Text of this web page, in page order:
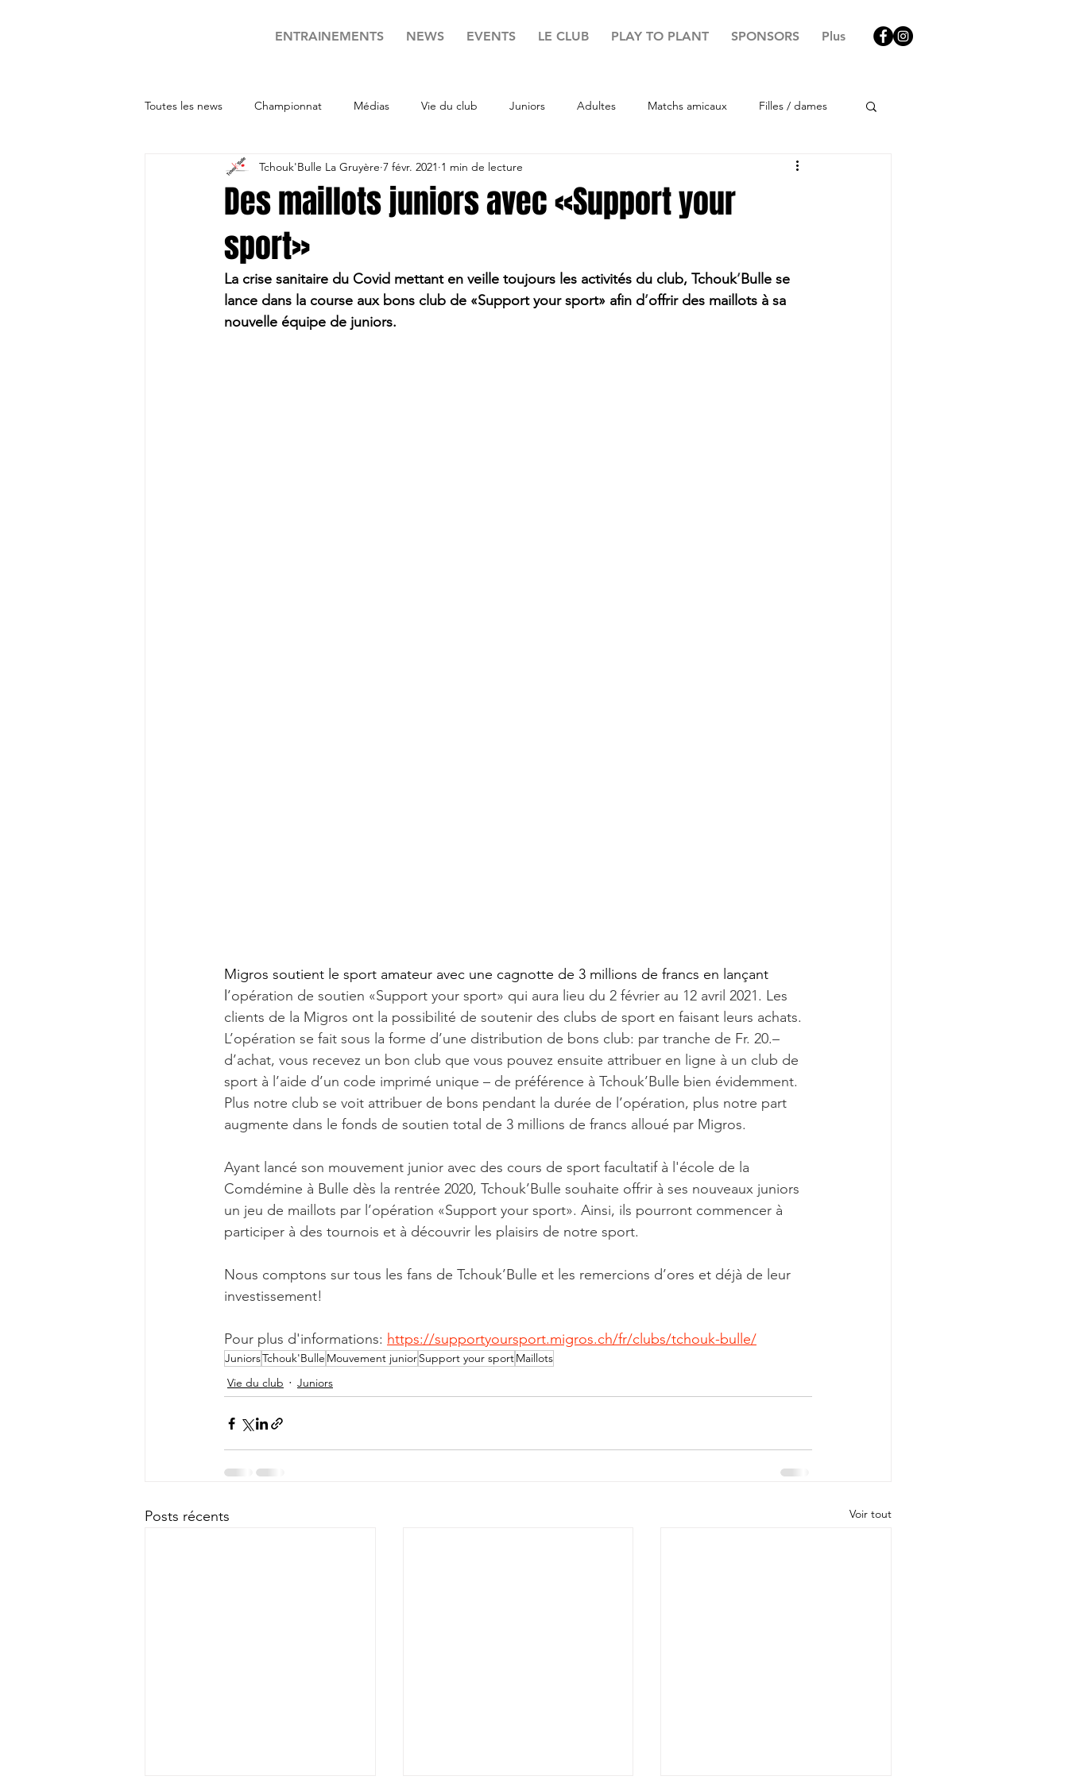
ENTRAINEMENTS NEWS EVENTS LE CLUB PLAY TO PLANT SPONSORS Plus
Toutes les news Championnat Médias Vie du club Juniors Adultes Matchs amicaux Filles / dames
Des maillots juniors avec «Support your
sport»
Tchouk'Bulle La Gruyère 7 févr. 2021 1 min de lecture
La crise sanitaire du Covid mettant en veille toujours les activités du club, Tchouk’Bulle se
lance dans la course aux bons club de «Support your sport» afin d’offrir des maillots à sa
nouvelle équipe de juniors.
Migros soutient le sport amateur avec une cagnotte de 3 millions de francs en lançant
’opération de soutien «Support your sport» qui aura lieu du 2 février au 12 avril 2021. Les
clients de la Migros ont la possibilité de soutenir des clubs de sport en faisant leurs achats.
L’opération se fait sous la forme d’une distribution de bons club: par tranche de Fr. 20.–
d’achat, vous recevez un bon club que vous pouvez ensuite attribuer en ligne à un club de
sport à l’aide d’un code imprimé unique – de préférence à Tchouk’Bulle bien évidemment.
Plus notre club se voit attribuer de bons pendant la durée de l’opération, plus notre part
augmente dans le fonds de soutien total de 3 millions de francs alloué par Migros.
Ayant lancé son mouvement junior avec des cours de sport facultatif à l'école de la
Comdémine à Bulle dès la rentrée 2020, Tchouk’Bulle souhaite offrir à ses nouveaux juniors
un jeu de maillots par l’opération «Support your sport». Ainsi, ils pourront commencer à
participer à des tournois et à découvrir les plaisirs de notre sport.
Nous comptons sur tous les fans de Tchouk’Bulle et les remercions d’ores et déjà de leur
investissement!
Pour plus d'informations: https://supportyoursport.migros.ch/fr/clubs/tchouk-bulle/
JuniorsTchouk'Bulle Mouvement juniorSupport your sportMaillots
Vie du club
Juniors
Posts récents Voir tout